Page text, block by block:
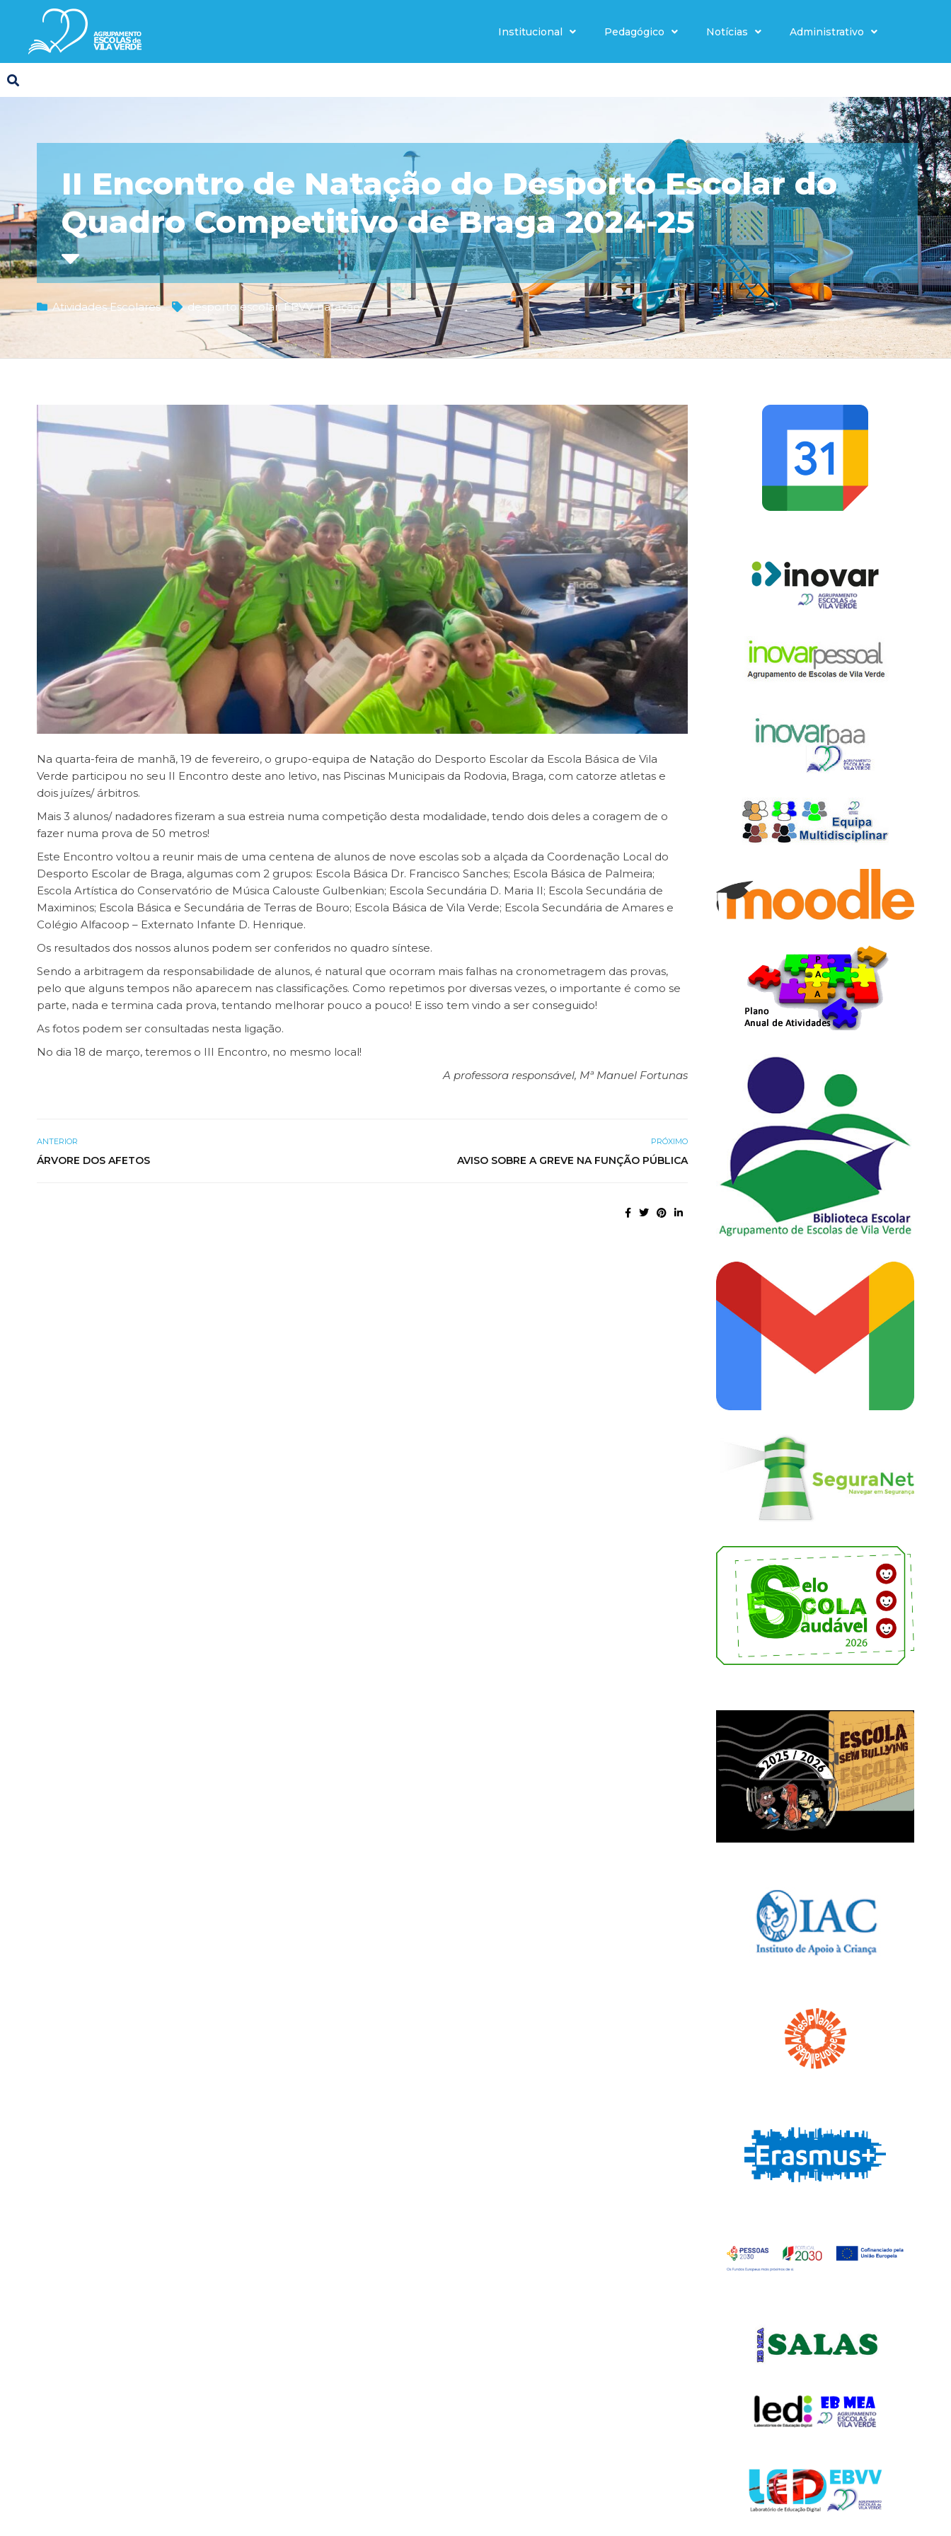
Institucional Pedagógico Notícias Administrativo
II Encontro de Natação do Desporto Escolar do
Quadro Competitivo de Braga 2024-25
Atividades Escolares desporto escolar,EBVV,natação
Na quarta-feira de manhã, 19 de fevereiro, o grupo-equipa de Natação do Desporto Escolar da Escola Básica de Vila
Verde participou no seu II Encontro deste ano letivo, nas Piscinas Municipais da Rodovia, Braga, com catorze atletas e
dois juízes/ árbitros.
Mais 3 alunos/ nadadores fizeram a sua estreia numa competição desta modalidade, tendo dois deles a coragem de o
fazer numa prova de 50 metros!
Este Encontro voltou a reunir mais de uma centena de alunos de nove escolas sob a alçada da Coordenação Local do
Desporto Escolar de Braga, algumas com 2 grupos: Escola Básica Dr. Francisco Sanches; Escola Básica de Palmeira;
Escola Artística do Conservatório de Música Calouste Gulbenkian; Escola Secundária D. Maria II; Escola Secundária de
Maximinos; Escola Básica e Secundária de Terras de Bouro; Escola Básica de Vila Verde; Escola Secundária de Amares e
Colégio Alfacoop – Externato Infante D. Henrique.
Os resultados dos nossos alunos podem ser conferidos no quadro síntese.
Sendo a arbitragem da responsabilidade de alunos, é natural que ocorram mais falhas na cronometragem das provas,
pelo que alguns tempos não aparecem nas classificações. Como repetimos por diversas vezes, o importante é como se
parte, nada e termina cada prova, tentando melhorar pouco a pouco! E isso tem vindo a ser conseguido!
As fotos podem ser consultadas nesta ligação.
No dia 18 de março, teremos o III Encontro, no mesmo local!
A professora responsável, Mª Manuel Fortunas
ANTERIOR
ÁRVORE DOS AFETOS
PRÓXIMO
AVISO SOBRE A GREVE NA FUNÇÃO PÚBLICA